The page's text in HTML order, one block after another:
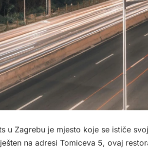
u Zagrebu je mjesto koje se ističe
na adresi Tomiceva 5, ovaj